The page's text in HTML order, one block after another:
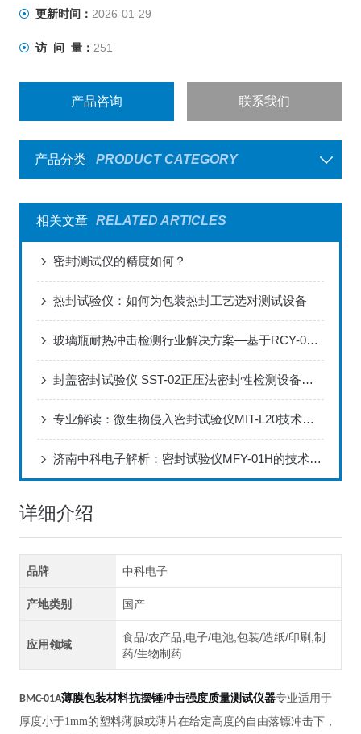
更新时间： 2026-01-29
访 问 量： 251
产品咨询 联系我们
产品分类 PRODUCT CATEGORY
相关文章 RELATED ARTICLES
密封测试仪的精度如何？
热封试验仪：如何为包装热封工艺选对测试设备
玻璃瓶耐热冲击检测行业解决方案—基于RCY-03试验仪的全场景应用实践
封盖密封试验仪 SST-02正压法密封性检测设备应用说明
专业解读：微生物侵入密封试验仪MIT-L20技术优势与应用解析
济南中科电子解析：密封试验仪MFY-01H的技术特性与应用优势
详细介绍
品牌 中科电子
产地类别 国产
应用领域
食品/农产品,电子/电池,包装/造纸/印刷,制
药/生物制药
BMC-01A薄膜包装材料抗摆锤冲击强度质量测试仪器专业适用于
厚度小于1mm的塑料薄膜或薄片在给定高度的自由落镖冲击下，